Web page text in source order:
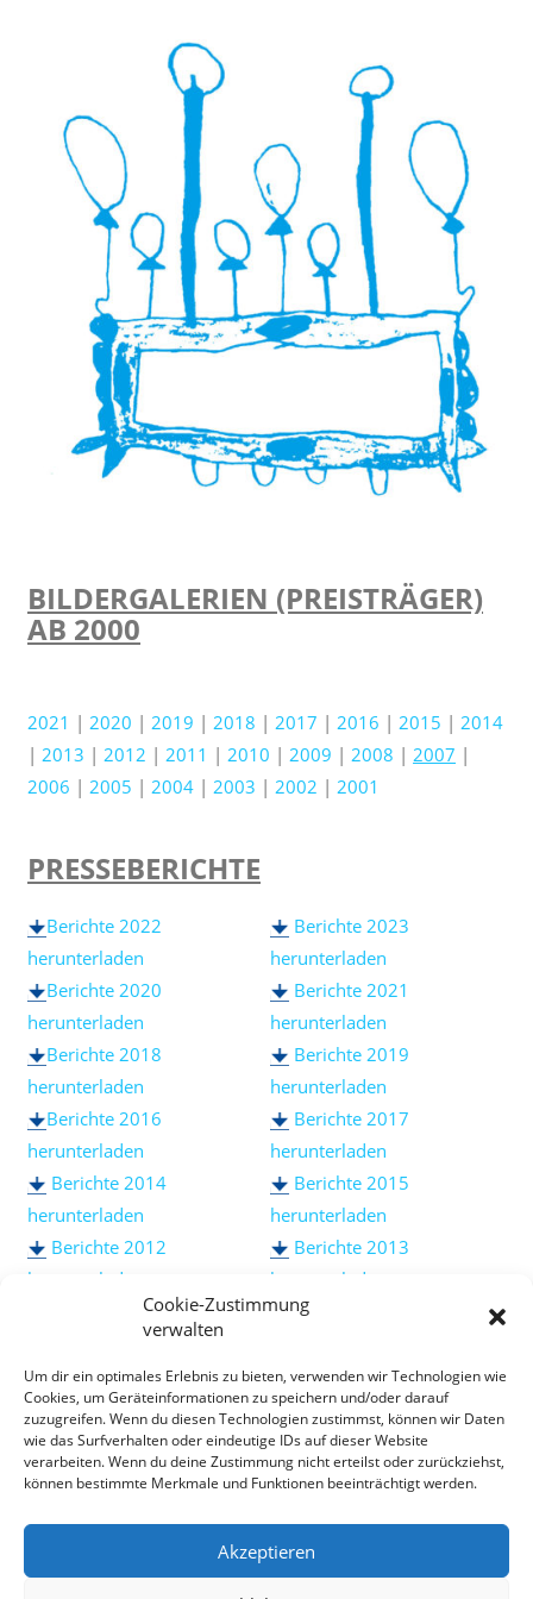
Cookie-Zustimmung
verwalten
Um dir ein optimales Erlebnis zu bieten, verwenden wir Technologien wie
Cookies, um Geräteinformationen zu speichern und/oder darauf
zuzugreifen. Wenn du diesen Technologien zustimmst, können wir Daten
wie das Surfverhalten oder eindeutige IDs auf dieser Website
verarbeiten. Wenn du deine Zustimmung nicht erteilst oder zurückziehst,
können bestimmte Merkmale und Funktionen beeinträchtigt werden.
Akzeptieren
BILDERGALERIEN (PREISTRÄGER)
AB 2000
2021 2020 2019 2018 2017 2016 2015
2014
2013
2012 2011 2010 2009 2008
2007
2006
2005 2004 2003 2002 2001
PRESSEBERICHTE
Berichte 2022
herunterladen
Berichte 2023
herunterladen
Berichte 2020
herunterladen
Berichte 2021
herunterladen
Berichte 2018
herunterladen
Berichte 2019
herunterladen
Berichte 2016
herunterladen
Berichte 2017
herunterladen
Berichte 2014
herunterladen
Berichte 2015
herunterladen
Berichte 2012
herunterladen
Berichte 2013
herunterladen
Berichte 2010
Berichte 2011
Berichte 2008
herunterladen
Berichte 2009
herunterladen
Berichte 2006
herunterladen
Berichte 2007
herunterladen